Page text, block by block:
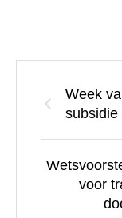
Week
subsidie
voor